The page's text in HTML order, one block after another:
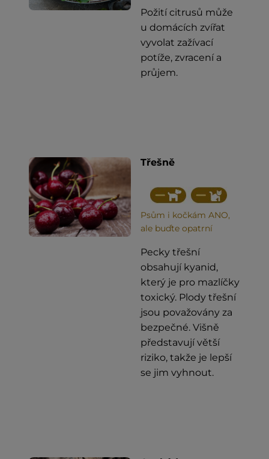
Požití citrusů může
u domácích zvířat
vyvolat zažívací
potíže, zvracení a
průjem.
Třešně
Psům i kočkám ANO,
ale buďte opatrní
Pecky třešní
obsahují kyanid,
který je pro mazlíčky
toxický. Plody třešní
jsou považovány za
bezpečné. Višně
představují větší
riziko, takže je lepší
se jim vyhnout.